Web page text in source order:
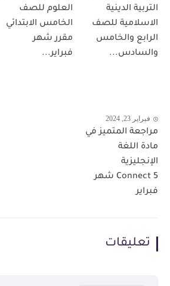
التربية الدينية
الاسلامية للصف
الرابع والخامس
والسادس...
العلوم للصف
الخامس الابتدائي
مقرر شهر
فبراير...
فبراير 23, 2024
مراجعة المتميز في
مادة اللغة
الإنجليزية
Connect 5 شهر
فبراير
تعليقات